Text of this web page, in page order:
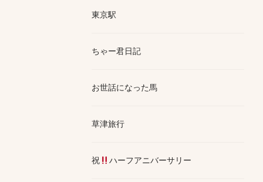
東京駅
ちゃー君日記
お世話になった馬
草津旅行
祝 ハーフアニバーサリー